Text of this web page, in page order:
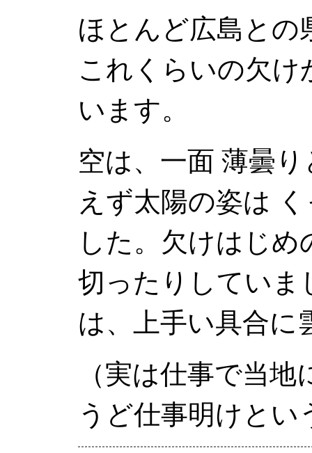
ほとんど広島との
これくらいの欠
います。
空は、一面 薄曇
えず太陽の姿は
した。欠けはじ
切ったりしていま
は、上手い具合に
（実は仕事で当
うど仕事明けとい